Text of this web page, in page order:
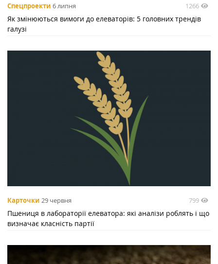
Спецпроекти 6 липня 1266
Як змінюються вимоги до елеваторів: 5 головних трендів
галузі
Карточки 29 червня 799
Пшениця в лабораторії елеватора: які аналізи роблять і що
визначає класність партії